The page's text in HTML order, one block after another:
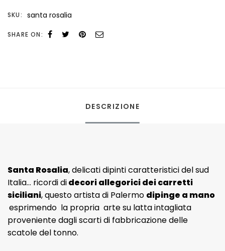
quantità
SKU: santa rosalia
SHARE ON:
DESCRIZIONE
Santa Rosalia, delicati dipinti caratteristici del sud
Italia… ricordi didecori allegorici dei carretti
siciliani, questo artista di Palermo dipinge a mano
esprimendo la propria arte su latta intagliata
proveniente dagli scarti di fabbricazione delle
scatole del tonno.